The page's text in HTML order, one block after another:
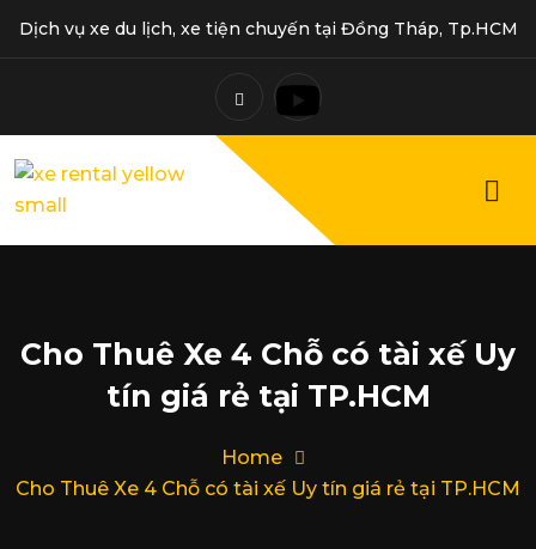
Dịch vụ xe du lịch, xe tiện chuyến tại Đồng Tháp, Tp.HCM
Cho Thuê Xe 4 Chỗ có tài xế Uy
tín giá rẻ tại TP.HCM
Home
Cho Thuê Xe 4 Chỗ có tài xế Uy tín giá rẻ tại TP.HCM